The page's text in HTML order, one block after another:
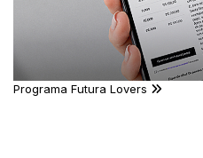
Programa Futura Lovers